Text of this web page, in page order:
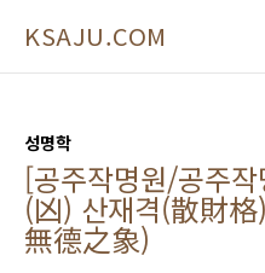
KSAJU.COM
성명학
[공주작명원/공주
(凶) 산재격(散財
無德之象)